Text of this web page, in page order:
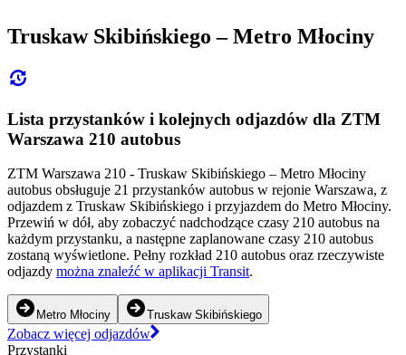
Truskaw Skibińskiego – Metro Młociny
Lista przystanków i kolejnych odjazdów dla ZTM
Warszawa 210 autobus
ZTM Warszawa 210 - Truskaw Skibińskiego – Metro Młociny
autobus obsługuje 21 przystanków autobus w rejonie Warszawa, z
odjazdem z Truskaw Skibińskiego i przyjazdem do Metro Młociny.
Przewiń w dół, aby zobaczyć nadchodzące czasy 210 autobus na
każdym przystanku, a następne zaplanowane czasy 210 autobus
zostaną wyświetlone. Pełny rozkład 210 autobus oraz rzeczywiste
odjazdy można znaleźć w aplikacji Transit.
Metro Młociny Truskaw Skibińskiego
Zobacz więcej odjazdów
Przystanki